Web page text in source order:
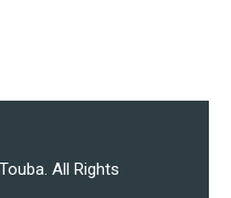
. All Rights